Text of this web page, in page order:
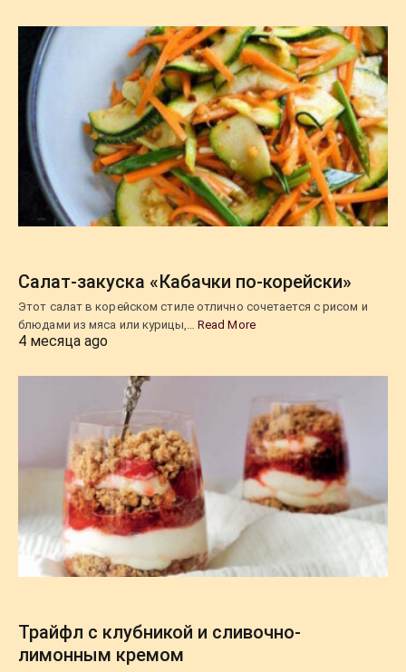
Салат-закуска «Кабачки по-корейски»
Этот салат в корейском стиле отлично сочетается с рисом и
блюдами из мяса или курицы,… Read More
4 месяца ago
Трайфл с клубникой и сливочно-
лимонным кремом